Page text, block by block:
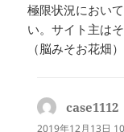
極限状況におい
い。サイト主は
（脳みそお花畑
case1112
2019年12月13日